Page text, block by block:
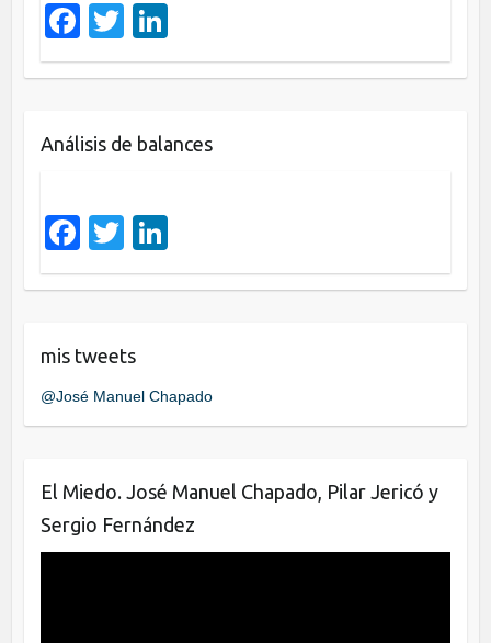
F
a
c
e
b
o
k
T
wi
tt
er
n
k
dI
Análisis de balances
F
a
c
b
o
k
T
wi
tt
n
k
n
mis tweets
@José Manuel Chapado
El Miedo. José Manuel Chapado, Pilar Jericó y
Sergio Fernández